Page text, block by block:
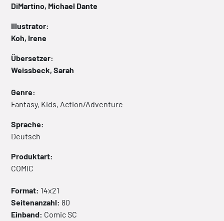
DiMartino, Michael Dante
Illustrator:
Koh, Irene
Übersetzer:
Weissbeck, Sarah
Genre:
Fantasy, Kids, Action/Adventure
Sprache:
Deutsch
Produktart:
COMIC
Format: 14x21
Seitenanzahl: 80
Einband: ComicSC